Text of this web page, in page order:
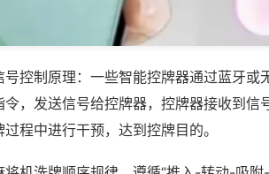
号控制原理：一些智能控牌器通过蓝牙
令，发送信号给控牌器，控牌器接收到
程中进行干预，达到控牌目的。